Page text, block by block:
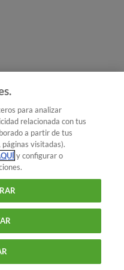
de OCU
de OCU
para analizar
relacionada con tus
a partir de tus
visitadas).
y configurar o